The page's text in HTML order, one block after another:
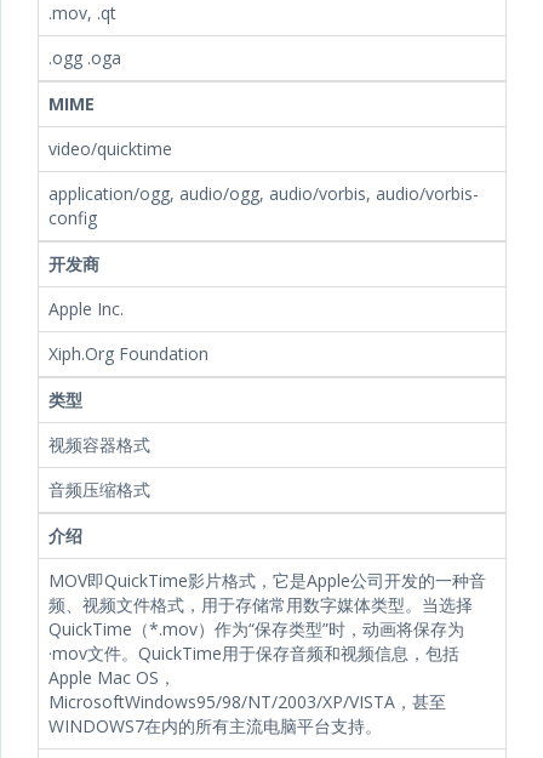
.mov, .qt
.ogg .oga
MIME
video/quicktime
application/ogg, audio/ogg, audio/vorbis, audio/vorbis-
config
开发商
Apple Inc.
Xiph.Org Foundation
类型
视频容器格式
音频压缩格式
介绍
MOV即QuickTime影片格式，它是Apple公司开发的一种音
频、视频文件格式，用于存储常用数字媒体类型。当选择
QuickTime（*.mov）作为“保存类型”时，动画将保存为
·mov文件。QuickTime用于保存音频和视频信息，包括
Apple Mac OS，
MicrosoftWindows95/98/NT/2003/XP/VISTA，甚至
WINDOWS7在内的所有主流电脑平台支持。